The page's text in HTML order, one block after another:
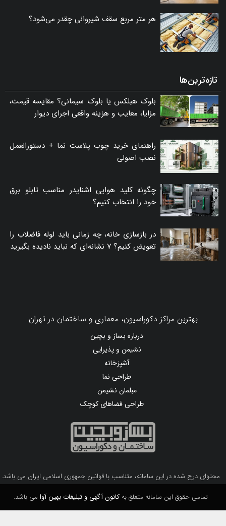
هر متر مربع سقف شیروانی چقدر می‌شود؟
تازه‌ترین‌ها
بلوک هبلکس یا بلوک سیمانی؟ مقایسه قیمت،
مزایا، معایب و هزینه واقعی اجرای دیوار
راهنمای خرید چوب پلاست نما + دستورالعمل
نصب اصولی
چگونه کلید هوایی اشنایدر مناسب تابلو برق
خود را انتخاب کنیم؟
در بازسازی خانه، چه زمانی باید لوله فاضلاب را
تعویض کنیم؟ ۷ نشانه‌ای که نباید نادیده بگیرید
بهترین مراکز دکوراسیون، معماری و ساختمان در تهران
درباره بساز و بچین
نشیمن و پذیرایی
آشپزخانه
طراحی نما
مبلمان نشیمن
طراحی فضاهای کوچک
محتوای درج شده در این سامانه، متناسب با قوانین جمهوری اسلامی ایران می باشد.
تمامی حقوق این سامانه متعلق بهکانون آگهی و تبلیغات بهین آوامی باشد.